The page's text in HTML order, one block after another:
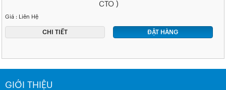
CTO )
Giá : Liên Hệ
CHI TIẾT ĐẶT HÀNG
GIỚI THIỆU